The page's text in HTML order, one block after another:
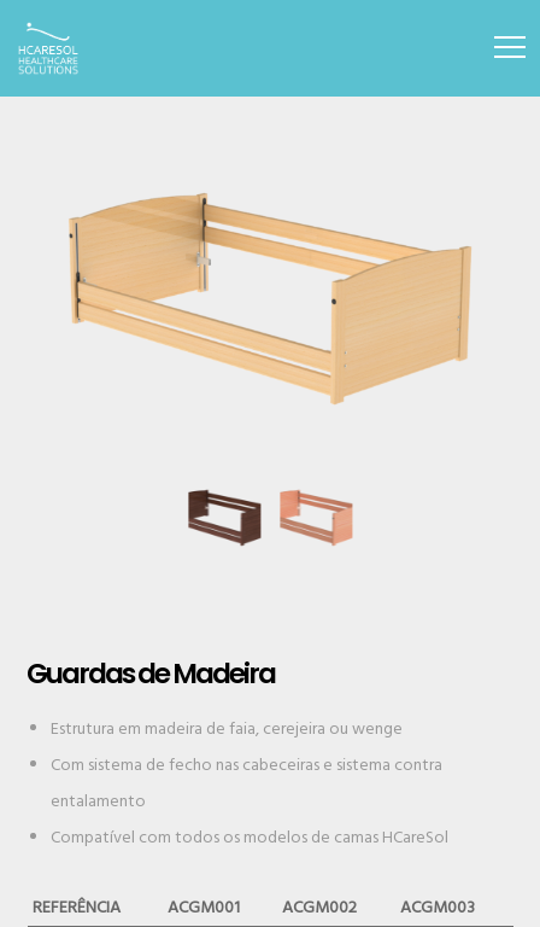
Guardas de Madeira
Estrutura em madeira de faia, cerejeira ou wenge
Com sistema de fecho nas cabeceiras e sistema contra
entalamento
Compatível com todos os modelos de camas HCareSol
REFERÊNCIA ACGM001 ACGM002
ACGM003